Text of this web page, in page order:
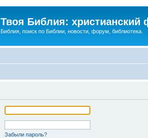
Твоя Библия: христианский
Библия, поиск по Библии, новости, форум, библиотека.
Забыли пароль?